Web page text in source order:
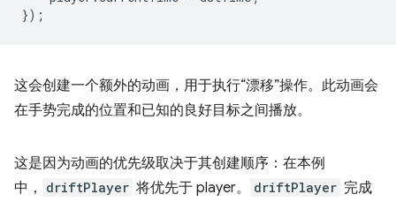
});
这会创建一个额外的动画，用于执行“漂移”操作。此动画会
在手势完成的位置和已知的良好目标之间播放。
这是因为动画的优先级取决于其创建顺序：在本例
中，
driftPlayer 将优先于 player。 driftPlayer 完成